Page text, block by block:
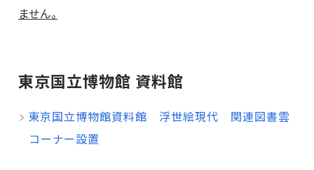
ません。
東京国立博物館 資料館
東京国立博物館資料館 浮世絵現代 関連図書雲
コーナー設置